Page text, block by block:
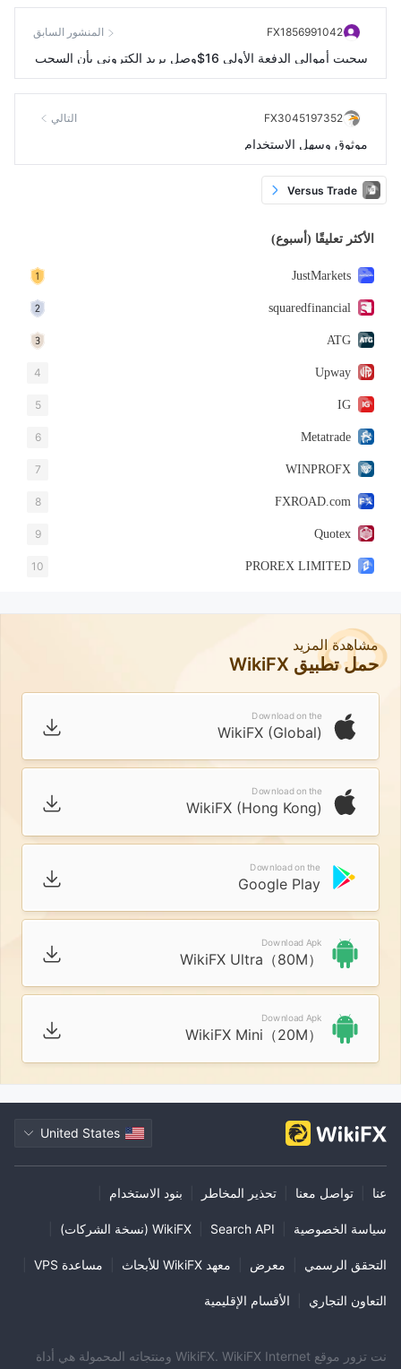
FX1856991042 المنشور السابق
سحبت أموالي الدفعة الأولى 16$وصل بريد إلكتروني بأن السحب
تم بنجاح ودخلت الأموال ثم الدفعة الثانية سحبت45$وصل بريد إل
ولا زالوا يطلبون مني الانتظار24-48ساعة الأموال لم تدخل حساب
ي
FX3045197352 التالي
موثوق وسهل الاستخدام
Versus Trade
الأكثر تعليقًا (أسبوع)
JustMarkets
squaredfinancial
ATG
Upway
4
IG
5
Metatrade
6
WINPROFX
7
FXROAD.com
8
Quotex
9
PROREX LIMITED
10
مشاهدة المزيد
حمل تطبيق WikiFX
Download on the
WikiFX (Global)
Download on the
WikiFX (Hong Kong)
Download on the
Google Play
Download Apk
WikiFX Ultra（80M）
Download Apk
WikiFX Mini（20M）
United States
عنا تواصل معنا تحذير المخاطر بنود الاستخدام
سياسة الخصوصية Search API WikiFX (نسخة الشركات)
التحقق الرسمي معرض معهد WikiFX للأبحاث مساعدة VPS
التعاون التجاري الأقسام الإقليمية
نت تزور موقع WikiFX. WikiFX Internet ومنتجاته المحمولة هي أداة